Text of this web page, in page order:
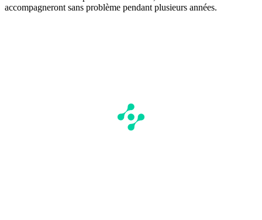
accompagneront sans problème pendant plusieurs années.